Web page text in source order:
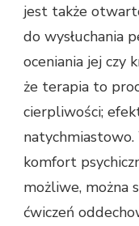
jest także
do wysłuchania
oceniania jej czy
że terapia to
cierpliwości;
komfort
możliwe, można
ćwiczeń